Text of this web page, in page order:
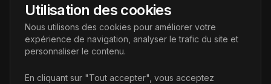
AI Futur
Portail de l'avenir de l'intelligence artificielle, vous aidant à
découvrir les dernières technologies IA.
Liens
Utilisation des cookies
Nous utilisons des cookies pour améliorer votre
expérience de navigation, analyser le trafic du site et
personnaliser le contenu.
En cliquant sur "Tout accepter", vous acceptez